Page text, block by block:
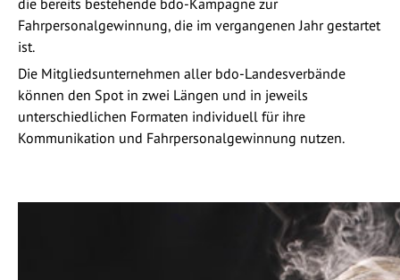
Fahrpersonalgewinnung, die im vergangenen Jahr gestartet
ist.
Die Mitgliedsunternehmen aller bdo-Landesverbände
können den Spot in zwei Längen und in jeweils
unterschiedlichen Formaten individuell für ihre
Kommunikation und Fahrpersonalgewinnung nutzen.